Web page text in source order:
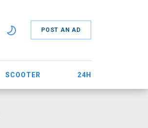
POST AN AD
SCOOTER 24H